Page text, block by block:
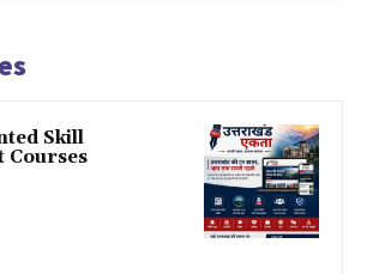
Skill
Courses